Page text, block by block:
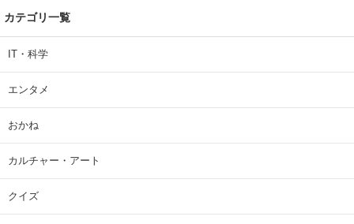
カテゴリ一覧
IT・科学
エンタメ
おかね
カルチャー・アート
クイズ